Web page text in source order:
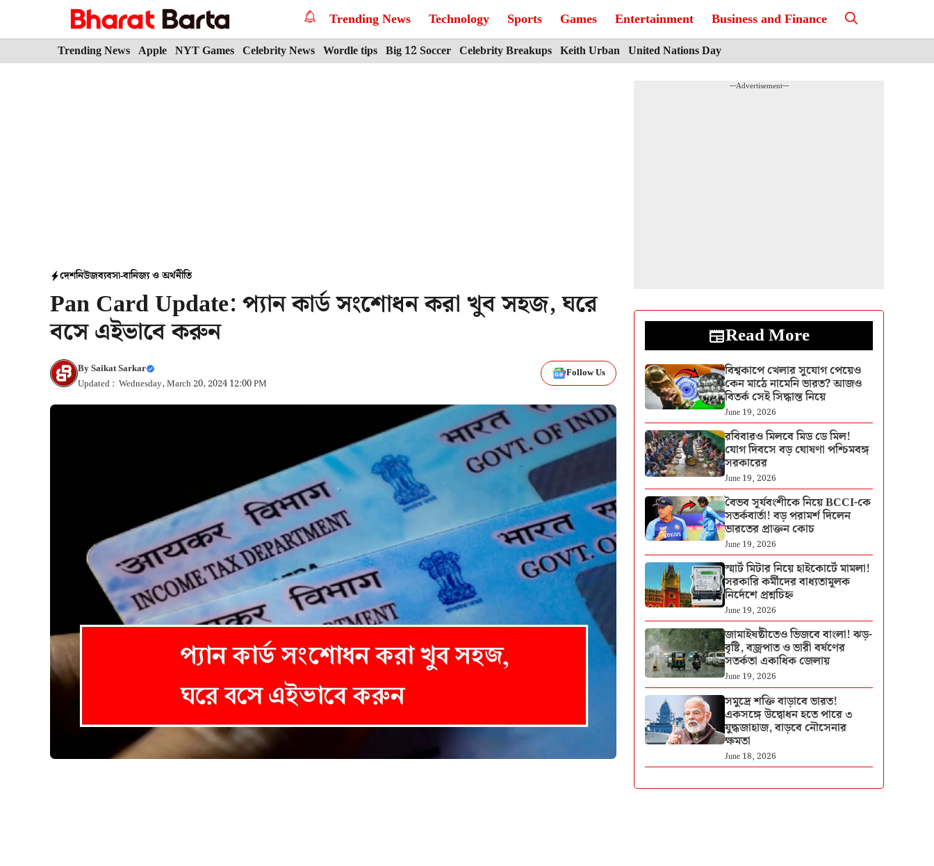
Trending News Technology Sports Games Entertainment Business and Finance
Trending News Apple NYT Games Celebrity News Wordle tips Big 12 Soccer Celebrity Breakups Keith Urban United Nations Day
দেশনিউজব্যবসা-বানিজ্য ও অর্থনীতি
Pan Card Update: প্যান কার্ড সংশোধন করা খুব সহজ, ঘরে
বসে এইভাবে করুন
BySaikat Sarkar
Updated : Wednesday, March 20, 2024 12:00 PM
Follow Us
---Advertisement---
Read More
বিশ্বকাপে খেলার সুযোগ পেয়েও
কেন মাঠে নামেনি ভারত? আজও
বিতর্ক সেই সিদ্ধান্ত নিয়ে
June 19, 2026
রবিবারও মিলবে মিড ডে মিল!
যোগ দিবসে বড় ঘোষণা পশ্চিমবঙ্গ
সরকারের
June 19, 2026
বৈভব সূর্যবংশীকে নিয়ে BCCI-কে
সতর্কবার্তা! বড় পরামর্শ দিলেন
ভারতের প্রাক্তন কোচ
June 19, 2026
স্মার্ট মিটার নিয়ে হাইকোর্টে মামলা!
সরকারি কর্মীদের বাধ্যতামূলক
নির্দেশে প্রশ্নচিহ্ন
June 19, 2026
জামাইষষ্ঠীতেও ভিজবে বাংলা! ঝড়-
বৃষ্টি, বজ্রপাত ও ভারী বর্ষণের
সতর্কতা একাধিক জেলায়
June 19, 2026
সমুদ্রে শক্তি বাড়াবে ভারত!
একসঙ্গে উদ্বোধন হতে পারে ৩
যুদ্ধজাহাজ, বাড়বে নৌসেনার
ক্ষমতা
June 18, 2026